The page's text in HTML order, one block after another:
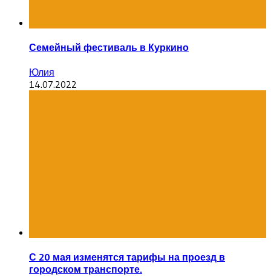
Семейный фестиваль в Куркино
Юлия
14.07.2022
С 20 мая изменятся тарифы на проезд в
городском транспорте.